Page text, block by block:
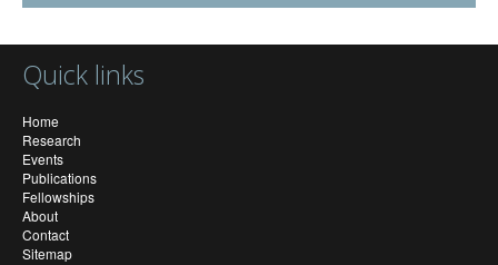
Quick links
Home
Research
Events
Publications
Fellowships
About
Contact
Sitemap